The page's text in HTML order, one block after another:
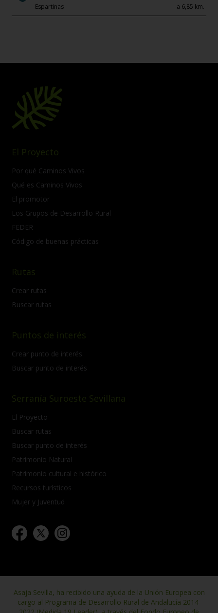
Espartinas a 6,85 km.
El Proyecto
Por qué Caminos Vivos
Qué es Caminos Vivos
El promotor
Los Grupos de Desarrollo Rural
FEDER
Código de buenas prácticas
Rutas
Crear rutas
Buscar rutas
Puntos de interés
Crear punto de interés
Buscar punto de interés
Serranía Suroeste Sevillana
El Proyecto
Buscar rutas
Buscar punto de interés
Patrimonio Natural
Patrimonio cultural e histórico
Recursos turísticos
Mujer y Juventud
Asaja Sevilla, ha recibido una ayuda de la Unión Europea con
cargo al Programa de Desarrollo Rural de Andalucía 2014-